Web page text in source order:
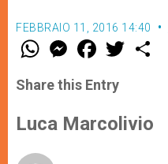
FEBBRAIO 11, 2016 14:40
W
t
s
p
p
M
e
s
e
g
e
F
a
e
b
o
k
w
r
Share this Entry
Luca Marcolivio